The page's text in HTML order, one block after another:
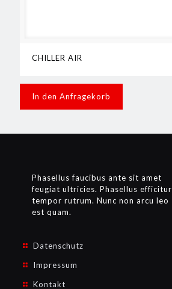
CHILLER AIR
In den Anfragekorb
Phasellus faucibus ante sit amet
feugiat ultricies. Phasellus efficitur
tempor rutrum. Nunc non arcu leo
est quam.
Datenschutz
Impressum
Kontakt